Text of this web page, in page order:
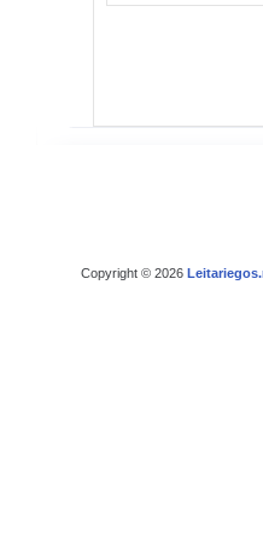
Copyright © 2026